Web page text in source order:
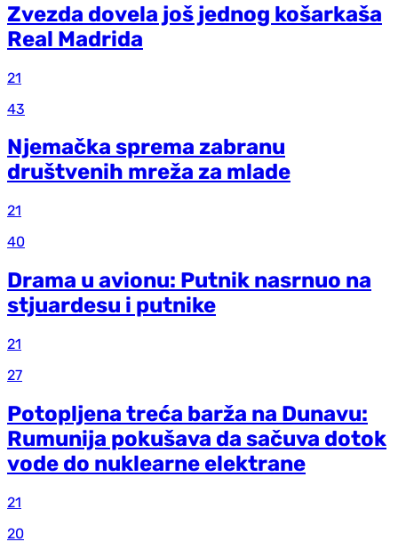
Zvezda dovela još jednog košarkaša
Real Madrida
21
43
Njemačka sprema zabranu
društvenih mreža za mlade
21
40
Drama u avionu: Putnik nasrnuo na
stjuardesu i putnike
21
27
Potopljena treća barža na Dunavu:
Rumunija pokušava da sačuva dotok
vode do nuklearne elektrane
21
20